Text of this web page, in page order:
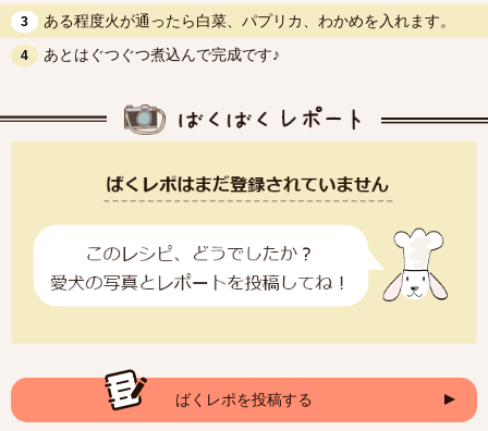
3 ある程度火が通ったら白菜、パプリカ、わかめを入れます。
4 あとはぐつぐつ煮込んで完成です♪
ばくレポを投稿する